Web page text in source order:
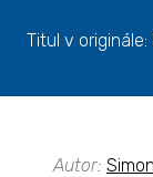
Titul v
Autor: